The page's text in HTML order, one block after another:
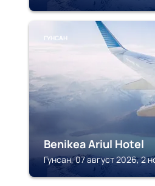
ГУНСАН
Benikea Ariul Hotel
Гунсан, 07 август 2026, 2